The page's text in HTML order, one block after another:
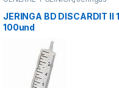
JERINGA BD DISCARDIT II
100und